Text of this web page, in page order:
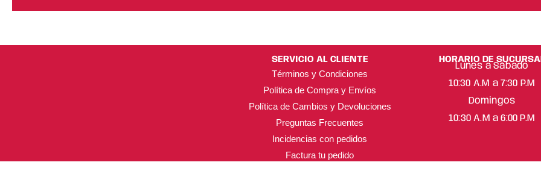
SERVICIO AL CLIENTE
Términos y Condiciones
Política de Compra y Envíos
Política de Cambios y Devoluciones
Preguntas Frecuentes
Incidencias con pedidos
Factura tu pedido
HORARIO DE
Lunes a Sábado
10:30 A.M a 7:30 P.M
Domingos
10:30 A.M a 6:00 P.M